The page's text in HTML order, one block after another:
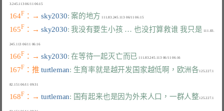
164F ：→ sky2030: 案的地方 111.83.245.113 06/11 06:15
165F ：→ sky2030: 我没有要生小孩 … 也没打算救谁 我只是 111.83.
245.113 06/11 06:16
166F ：→ sky2030: 在等待一起灭亡而已
167F ：推 turtleman: 生育率就是越开发国家越低啊，欧洲各 125.227.1
168F ：→ turtleman: 国有起来也是因为外来人口，一群人整 125.227.1